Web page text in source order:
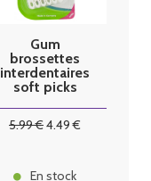
Gum
brossettes
interdentaires
soft picks
5.99€4.49 €
En stock